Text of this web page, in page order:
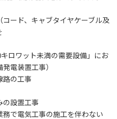
ード、キャブタイヤケーブル及
ロワット未満の需要設備」にお
電装置工事）
路の工事
設置工事
で電気工事の施工を伴わない